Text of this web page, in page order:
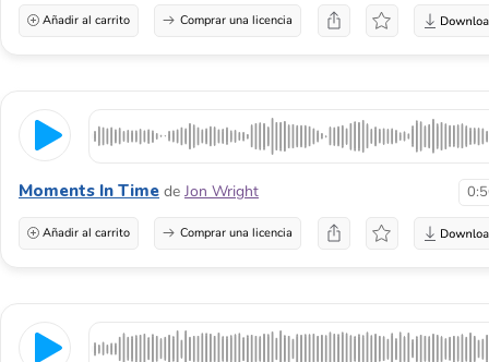
Añadir al carrito Comprar una licencia
Moments In Time de Jon Wright
Añadir al carrito Comprar una licencia